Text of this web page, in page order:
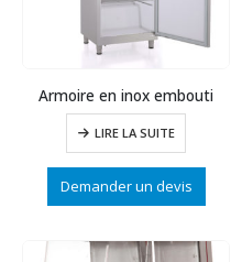
Armoire en inox embouti
LIRE LA SUITE
Demander un devis